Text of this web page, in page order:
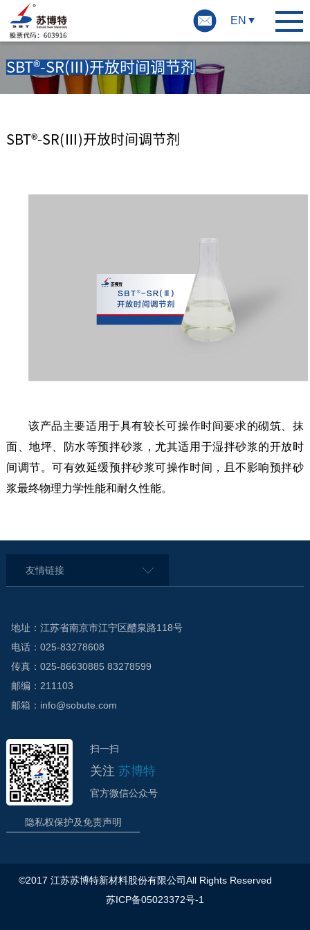
EN
SBT®-SR(Ⅲ)开放时间调节剂
SBT®-SR(Ⅲ)开放时间调节剂
该产品主要适用于具有较长可操作时间要求的砌筑、抹
面、地坪、防水等预拌砂浆，尤其适用于湿拌砂浆的开放时
间调节。可有效延缓预拌砂浆可操作时间，且不影响预拌砂
浆最终物理力学性能和耐久性能。
友情链接
地址：江苏省南京市江宁区醴泉路118号
电话：025-83278608
传真：025-86630885 83278599
邮编：211103
邮箱：info@sobute.com
扫一扫
关注 苏博特
官方微信公众号
隐私权保护及免责声明
©2017 江苏苏博特新材料股份有限公司All Rights Reserved
苏ICP备05023372号-1